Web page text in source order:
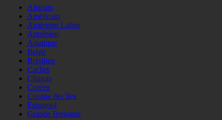
Africain
Américain
Amérique Latine
Arménien
Asiatique
Belge
Brésilien
Cacher
Chinois
Coréen
Cuisine des Iles
Espagnol
Grande Bretagne